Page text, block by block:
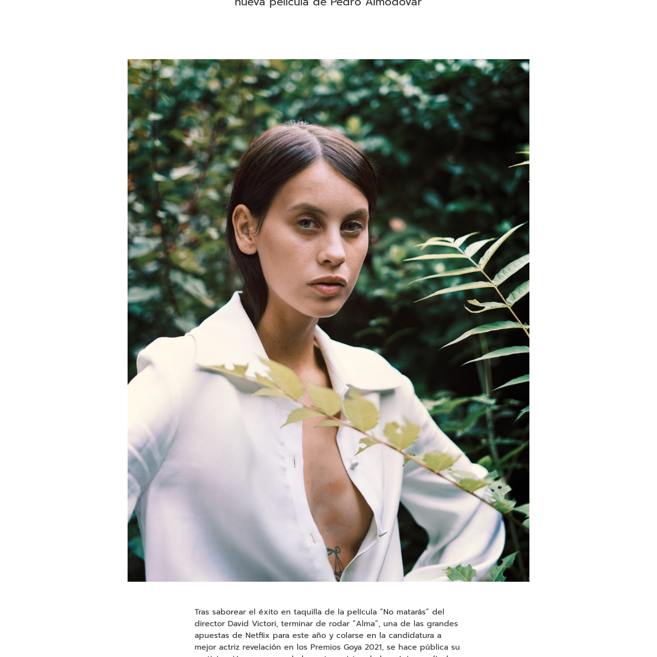
Tras saborear el éxito en taquilla de la película “No matarás” del
director David Victori, terminar de rodar “Alma”, una de las grandes
apuestas de Netflix para este año y colarse en la candidatura a
mejor actriz revelación en los Premios Goya 2021, se hace pública su